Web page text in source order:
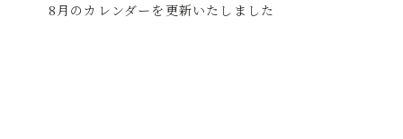
8月のカレンダーを更新いたしました